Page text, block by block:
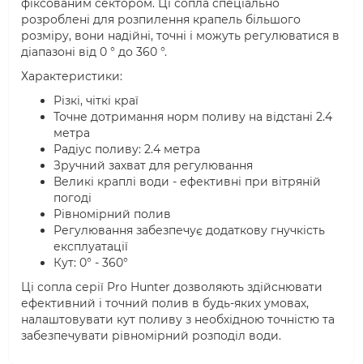
фіксованим сектором. Ці сопла спеціально
розроблені для розпилення крапель більшого
розміру, вони надійні, точні і можуть регулюватися в
діапазоні від 0 ° до 360 °.
Характеристики:
Різкі, чіткі краї
Точне дотримання норм поливу на відстані 2.4
метра
Радіус поливу: 2.4 метра
Зручний захват для регулювання
Великі краплі води - ефективні при вітряній
погоді
Рівномірний полив
Регулювання забезпечує додаткову гнучкість
експлуатації
Кут: 0° - 360°
Ці сопла серії Pro Hunter дозволяють здійснювати
ефективний і точний полив в будь-яких умовах,
налаштовувати кут поливу з необхідною точністю та
забезпечувати рівномірний розподіл води.